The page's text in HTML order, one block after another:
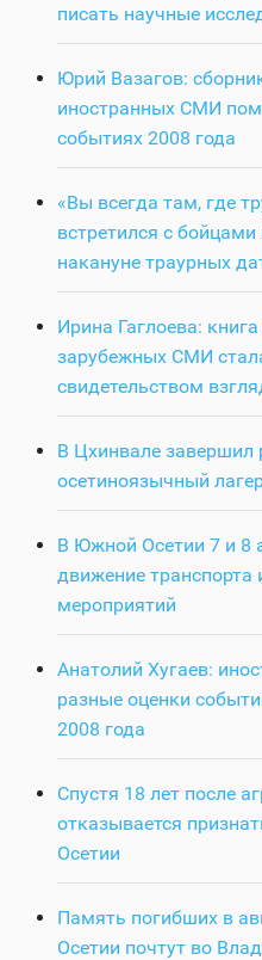
писать научные
Юрий Вазагов:
иностранных СМИ
событиях 2008 года
«Вы всегда там, где
встретился с
накануне траурных
Ирина Гаглоева:
зарубежных СМИ
свидетельством
В Цхинвале завершил
осетиноязычный
В Южной Осетии 7 и 8
движение транспорта
мероприятий
Анатолий Хугаев:
разные оценки
2008 года
Спустя 18 лет после
отказывается
Осетии
Память погибших в
Осетии почтут во